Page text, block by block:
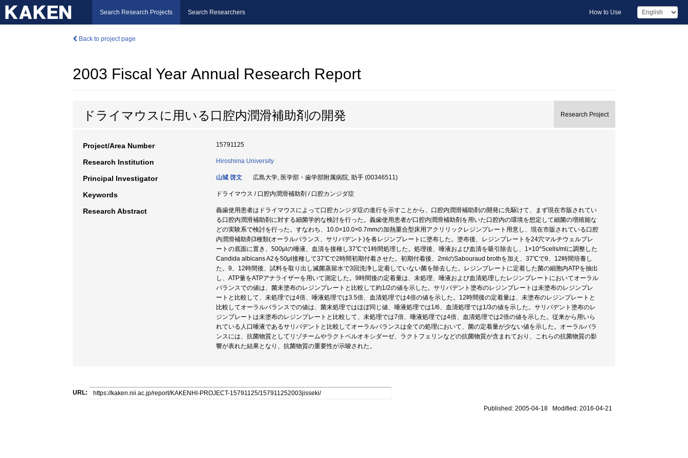
Search Research Projects Search Researchers How to Use
Back to project page
2003 Fiscal Year Annual Research Report
ドライマウスに用いる口腔内潤滑補助剤の開発 Research Project
Project/Area Number 15791125
Research Institution Hiroshima University
Principal Investigator 山城 啓文 広島大学, 医学部・歯学部附属病院, 助手 (00346511)
Keywords ドライマウス / 口腔内潤滑補助剤 / 口腔カンジダ症
Research Abstract
義歯使用患者はドライマウスによって口腔カンジダ症の進行を示すことから、口腔内潤滑補助剤の開発に先駆けて、まず現在市販されてい
る口腔内潤滑補助剤に対する細菌学的な検討を行った。義歯使用患者が口腔内潤滑補助剤を用いた口腔内の環境を想定して細菌の増殖能な
どの実験系で検討を行った。すなわち、10.0×10.0×0.7mmの加熱重合型床用アクリリックレジンプレート用意し、現在市販されている口腔
内潤滑補助剤3種類(オーラルバランス、サリバデント)を各レジンプレートに塗布した。塗布後、レジンプレートを24穴マルチウェルプレ
ートの底面に置き、500μlの唾液、血清を接種し37℃で1時間処理した。処理後、唾液および血清を吸引除去し、1×10^5cells/mlに調整した
Candida albicans A2を50μl接種して37℃で2時間初期付着させた。初期付着後、2mlのSabouraud brothを加え、37℃で9、12時間培養し
た。9、12時間後、試料を取り出し滅菌蒸留水で3回洗浄し定着していない菌を除去した。レジンプレートに定着した菌の細胞内ATPを抽出
し、ATP量をATPアナライザーを用いて測定した。9時間後の定着量は、未処理、唾液および血清処理したレジンプレートにおいてオーラル
バランスでの値は、菌未塗布のレジンプレートと比較して約1/2の値を示した。サリバデント塗布のレジンプレートは未塗布のレジンプレ
ートと比較して、未処理では4倍、唾液処理では3.5倍、血清処理では4倍の値を示した。12時間後の定着量は、未塗布のレジンプレートと
比較してオーラルバランスでの値は、菌未処理ではほぼ同じ値、唾液処理では1/6、血清処理では1/3の値を示した。サリバデント塗布のレ
ジンプレートは未塗布のレジンプレートと比較して、未処理では7倍、唾液処理では4倍、血清処理では2倍の値を示した。従来から用いら
れている人口唾液であるサリバデントと比較してオーラルバランスは全ての処理において、菌の定着量が少ない値を示した。オーラルバラ
ンスには、抗菌物質としてリゾチームやラクトペルオキシダーゼ、ラクトフェリンなどの抗菌物質が含まれており、これらの抗菌物質の影
響が表れた結果となり、抗菌物質の重要性が示唆された。
URL:
Published: 2005-04-18 Modified: 2016-04-21